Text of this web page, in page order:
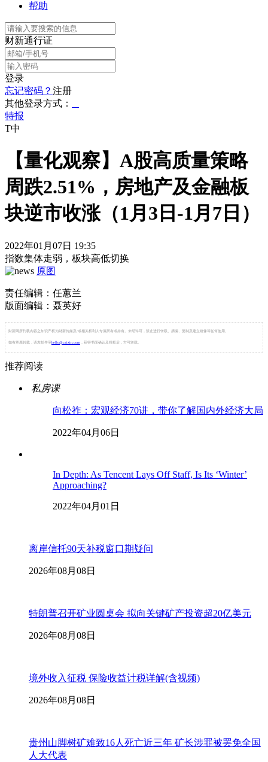
帮助
财新通行证
登录
忘记密码？ 注册
其他登录方式：
特报
T中
【量化观察】A股高质量策略
周跌2.51%，房地产及金融板
块逆市收涨（1月3日-1月7日）
2022年01月07日 19:35
指数集体走弱，板块高低切换
原图
责任编辑：任蕙兰
版面编辑：聂英好
财新网所刊载内容之知识产权为财新传媒及/或相关权利人专属所有或持有。未经许可，禁止进行转载、摘编、复制及建立镜像等任何使用。
如有意愿转载，请发邮件至 hello@caixin.com ，获得书面确认及授权后，方可转载。
推荐阅读
私房课
向松祚：宏观经济70讲，带你了解国内外经济大局
2022年04月06日
In Depth: As Tencent Lays Off Staff, Is Its ‘Winter’
Approaching?
2022年04月01日
离岸信托90天补税窗口期疑问
2026年08月08日
特朗普召开矿业圆桌会 拟向关键矿产投资超20亿美元
2026年08月08日
境外收入征税 保险收益计税详解(含视频)
2026年08月08日
贵州山脚树矿难致16人死亡近三年 矿长涉罪被罢免全国
人大代表